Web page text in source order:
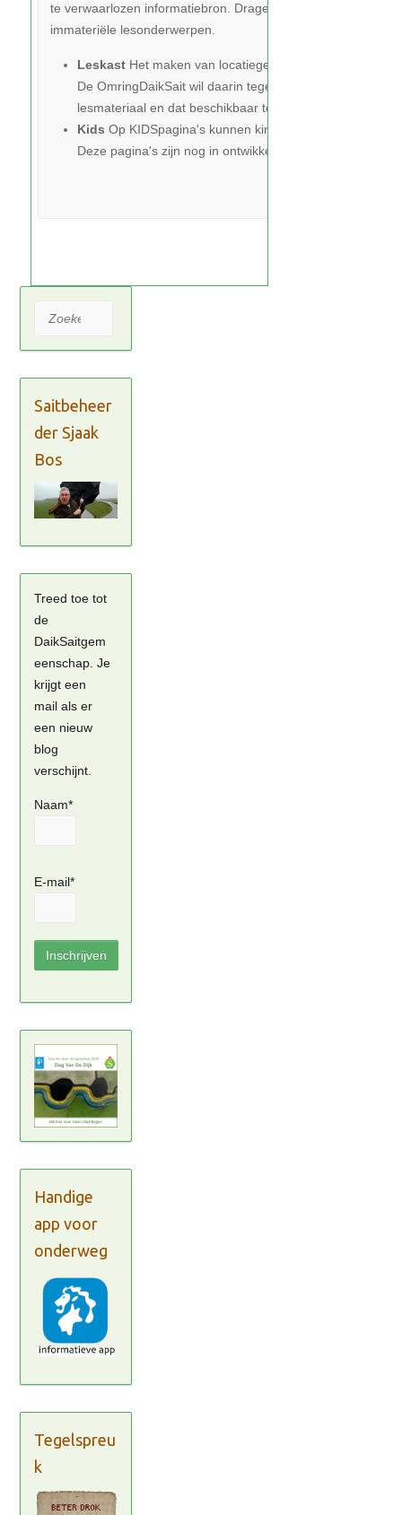
te verwaarlozen informatiebron. Drager van een grote
immateriële lesonderwerpen.
LeskastHet maken van locatiegebonden materiaal is
De OmringDaikSait wil daarin tegemoet komen door
lesmateriaal en dat beschikbaar te maken voor
Kids Op KIDSpagina's kunnen kinderen in de toekomst
Deze pagina's zijn nog in ontwikkeling.
Zoeken
Saitbeheer
der Sjaak
Bos
Treed toe tot
de
DaikSaitgem
eenschap. Je
krijgt een
mail als er
een nieuw
blog
verschijnt.
Naam*
E-mail*
Handige
app voor
onderweg
Tegelspreu
k